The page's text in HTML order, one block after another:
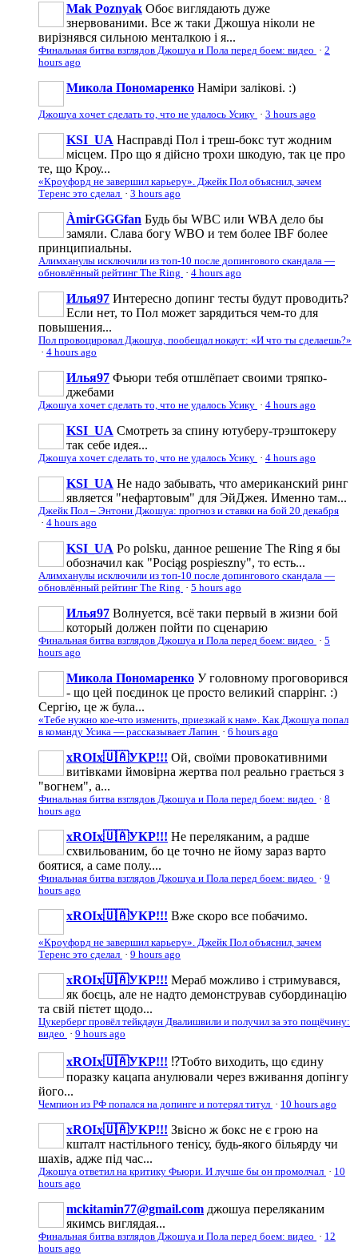
Mak Poznyak Обоє виглядають дуже
знервованими. Все ж таки Джошуа ніколи не
вирізнявся сильною менталкою і я...
Финальная битва взглядов Джошуа и Пола перед боем: видео · 2
hours ago
Микола Пономаренко Наміри залікові. :)
Джошуа хочет сделать то, что не удалось Усику · 3 hours ago
KSI_UA Насправді Пол і треш-бокс тут жодним
місцем. Про що я дійсно трохи шкодую, так це про
те, що Кроу...
«Кроуфорд не завершил карьеру». Джейк Пол объяснил, зачем
Теренс это сделал · 3 hours ago
ÀmirGGGfan Будь бы WBC или WBA дело бы
замяли. Слава богу WBO и тем более IBF более
принципиальны.
Алимханулы исключили из топ-10 после допингового скандала —
обновлённый рейтинг The Ring · 4 hours ago
Илья97 Интересно допинг тесты будут проводить?
Если нет, то Пол может зарядиться чем-то для
повышения...
Пол провоцировал Джошуа, пообещал нокаут: «И что ты сделаешь?»
· 4 hours ago
Илья97 Фьюри тебя отшлёпает своими тряпко-
джебами
Джошуа хочет сделать то, что не удалось Усику · 4 hours ago
KSI_UA Смотреть за спину ютуберу-трэштокеру
так себе идея...
Джошуа хочет сделать то, что не удалось Усику · 4 hours ago
KSI_UA Не надо забывать, что американский ринг
является "нефартовым" для ЭйДжея. Именно там...
Джейк Пол – Энтони Джошуа: прогноз и ставки на бой 20 декабря
· 4 hours ago
KSI_UA Po polsku, данное решение The Ring я бы
обозначил как "Pociąg pospieszny", то есть...
Алимханулы исключили из топ-10 после допингового скандала —
обновлённый рейтинг The Ring · 5 hours ago
Илья97 Волнуется, всё таки первый в жизни бой
который должен пойти по сценарию
Финальная битва взглядов Джошуа и Пола перед боем: видео · 5
hours ago
Микола Пономаренко У головному проговорився
- що цей поєдинок це просто великий спаррінг. :)
Сергію, це ж була...
«Тебе нужно кое-что изменить, приезжай к нам». Как Джошуа попал
в команду Усика — рассказывает Лапин · 6 hours ago
xROIx🇺🇦УКР!!! Ой, своїми провокативними
витівками ймовірна жертва пол реально грається з
"вогнем", а...
Финальная битва взглядов Джошуа и Пола перед боем: видео · 8
hours ago
xROIx🇺🇦УКР!!! Не переляканим, а радше
схвильованим, бо це точно не йому зараз варто
боятися, а саме полу....
Финальная битва взглядов Джошуа и Пола перед боем: видео · 9
hours ago
xROIx🇺🇦УКР!!! Вже скоро все побачимо.
«Кроуфорд не завершил карьеру». Джейк Пол объяснил, зачем
Теренс это сделал · 9 hours ago
xROIx🇺🇦УКР!!! Мераб можливо і стримувався,
як боєць, але не надто демонстрував субординацію
та свій пієтет щодо...
Цукерберг провёл тейкдаун Двалишвили и получил за это пощёчину:
видео · 9 hours ago
xROIx🇺🇦УКР!!! ⁉️Тобто виходить, що єдину
поразку кацапа анулювали через вживання допінгу
його...
Чемпион из РФ попался на допинге и потерял титул · 10 hours ago
xROIx🇺🇦УКР!!! Звісно ж бокс не є грою на
кшталт настільного тенісу, будь-якого більярду чи
шахів, адже під час...
Джошуа ответил на критику Фьюри. И лучше бы он промолчал · 10
hours ago
mckitamin77@gmail.com джошуа переляканим
якимсь виглядая...
Финальная битва взглядов Джошуа и Пола перед боем: видео · 12
hours ago